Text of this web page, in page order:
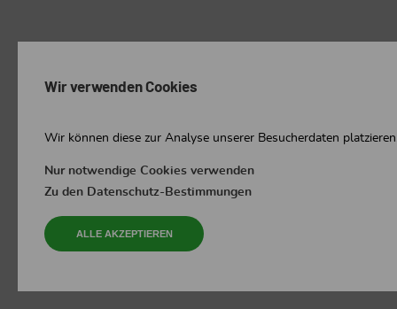
Wir verwenden Cookies
Wir können diese zur Analyse unserer Besucherdaten
Nur notwendige Cookies verwenden
Zu den Datenschutz-Bestimmungen
ALLE AKZEPTIEREN